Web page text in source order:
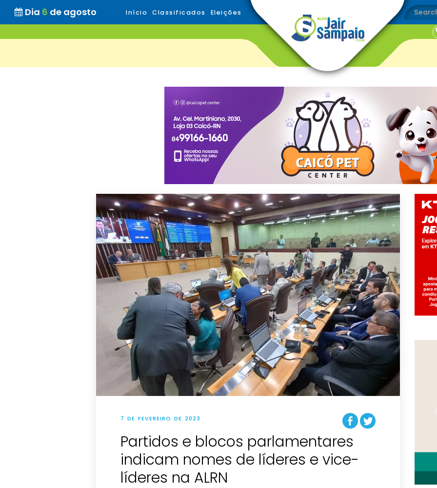
Dia 6 de agosto Início Classificados Eleições
7 DE FEVEREIRO DE 2023
Partidos e blocos parlamentares
indicam nomes de líderes e vice-
líderes na ALRN